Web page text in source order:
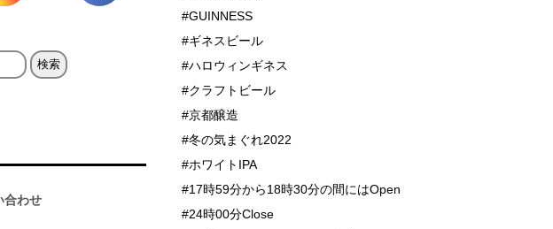
#GUINNESS
#ギネスビール
#ハロウィンギネス
#クラフトビール
#京都醸造
#冬の気まぐれ2022
#ホワイトIPA
#17時59分から18時30分の間にはOpen
#24時00分Close
合わせ